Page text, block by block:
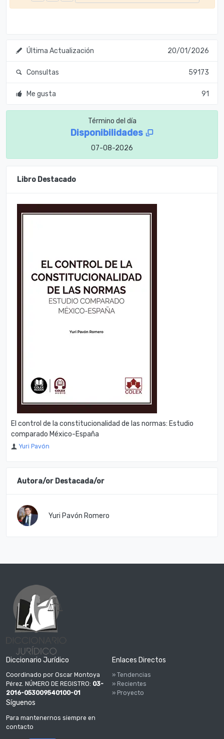
Última Actualización 20/01/2026
Consultas 59173
Me gusta 91
Término del día
Disponibilidades
07-08-2026
Libro Destacado
El control de la constitucionalidad de las normas: Estudio
comparado México-España
Yuri Pavón
Autora/or Destacada/or
Yuri Pavón Romero
Diccionario Jurídico
Coordinado por Oscar Montoya
Pérez. NÚMERO DE REGISTRO: 03-
2016-053009540100-01
Enlaces Directos
» Tendencias
» Recientes
» Proyecto
Síguenos
Para mantenernos siempre en
contacto